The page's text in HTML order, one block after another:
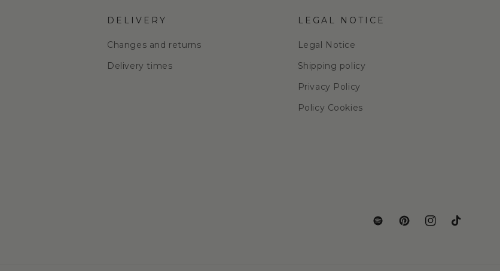
DELIVERY
Changes and returns
Delivery times
LEGAL NOTICE
Legal Notice
Shipping policy
Privacy Policy
Policy Cookies
TranslationPinterestInstagram
TikTok